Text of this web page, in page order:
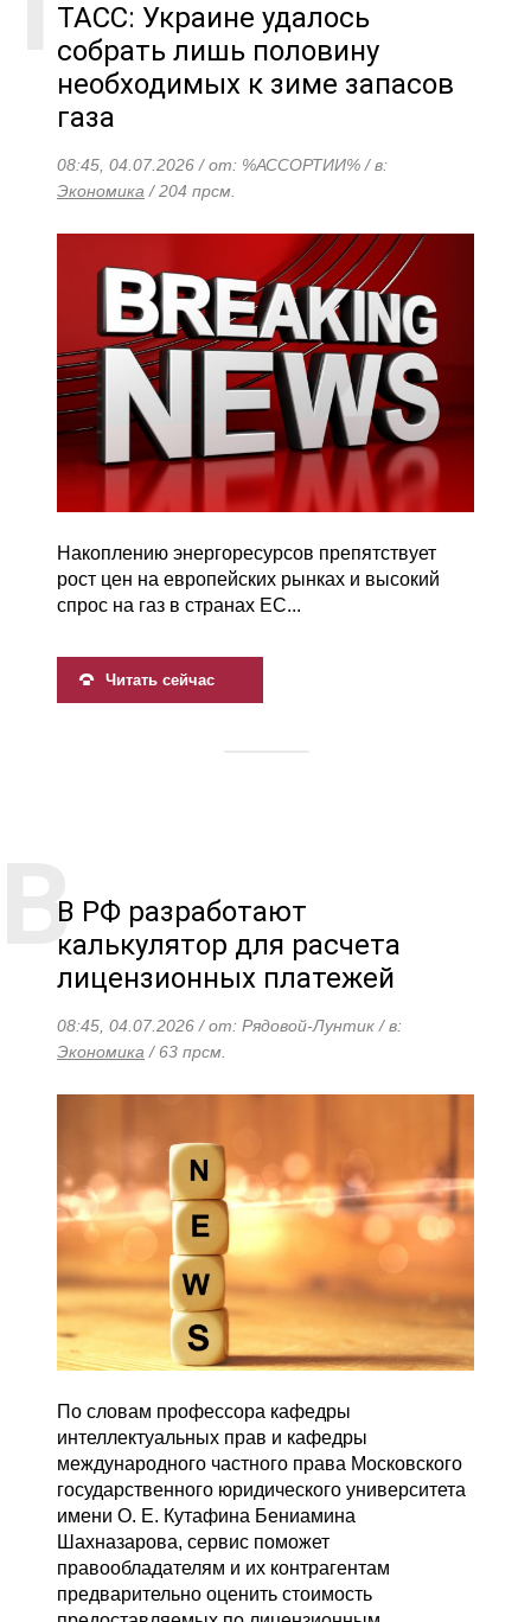
ТАСС: Украине удалось
собрать лишь половину
необходимых к зиме запасов
газа
08:45, 04.07.2026 / от: %АССОРТИИ% / в:
Экономика / 204 прсм.
Накоплению энергоресурсов препятствует
рост цен на европейских рынках и высокий
спрос на газ в странах ЕС...
Читать сейчас
В РФ разработают
калькулятор для расчета
лицензионных платежей
08:45, 04.07.2026 / от: Рядовой-Лунтик / в:
Экономика / 63 прсм.
По словам профессора кафедры
интеллектуальных прав и кафедры
международного частного права Московского
государственного юридического университета
имени О. Е. Кутафина Бениамина
Шахназарова, сервис поможет
правообладателям и их контрагентам
предварительно оценить стоимость